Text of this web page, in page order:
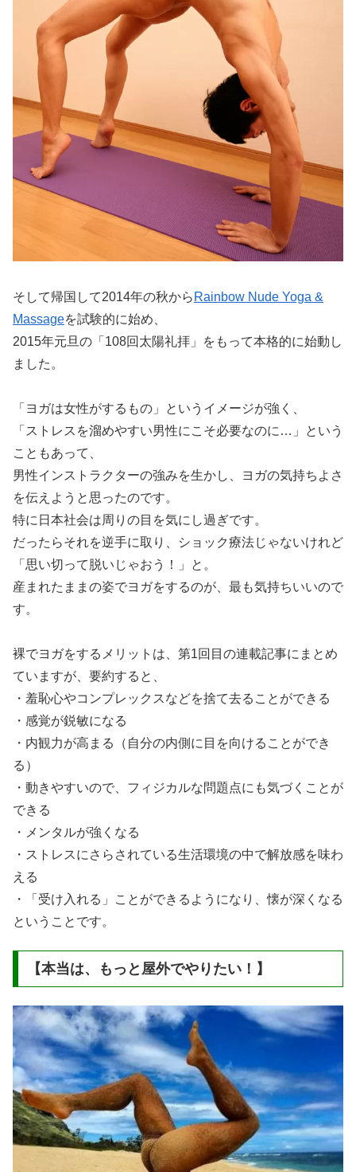
そして帰国して2014年の秋から Rainbow Nude Yoga &
Massageを試験的に始め、
2015年元旦の「108回太陽礼拝」をもって本格的に始動し
ました。
「ヨガは女性がするもの」というイメージが強く、
「ストレスを溜めやすい男性にこそ必要なのに…」という
こともあって、
男性インストラクターの強みを生かし、ヨガの気持ちよさ
を伝えようと思ったのです。
特に日本社会は周りの目を気にし過ぎです。
だったらそれを逆手に取り、ショック療法じゃないけれど
「思い切って脱いじゃおう！」と。
産まれたままの姿でヨガをするのが、最も気持ちいいので
す。
裸でヨガをするメリットは、第1回目の連載記事にまとめ
ていますが、要約すると、
・羞恥心やコンプレックスなどを捨て去ることができる
・感覚が鋭敏になる
・内観力が高まる（自分の内側に目を向けることができ
る）
・動きやすいので、フィジカルな問題点にも気づくことが
できる
・メンタルが強くなる
・ストレスにさらされている生活環境の中で解放感を味わ
える
・「受け入れる」ことができるようになり、懐が深くなる
ということです。
【本当は、もっと屋外でやりたい！】